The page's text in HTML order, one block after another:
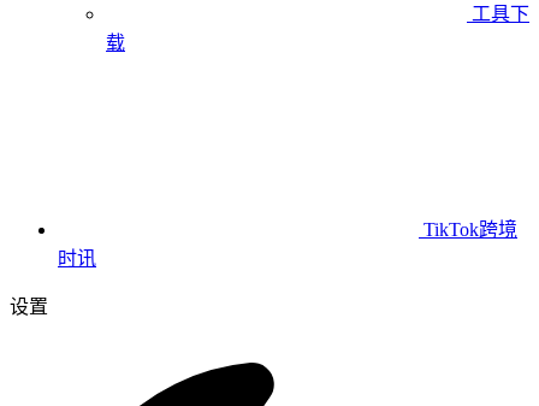
工具下
载
TikTok跨境
时讯
设置